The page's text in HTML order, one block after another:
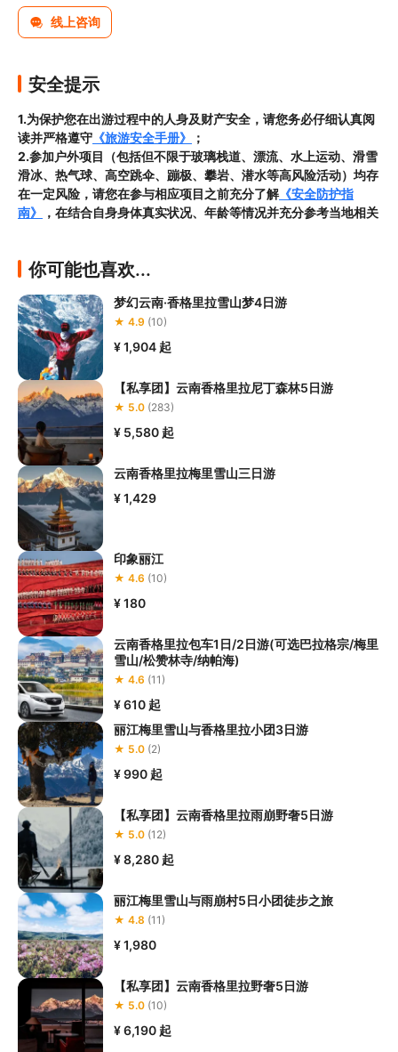
线上咨询
安全提示
1.为保护您在出游过程中的人身及财产安全，请您务必仔细认真阅
读并严格遵守 《旅游安全手册》
；
2.参加户外项目（包括但不限于玻璃栈道、漂流、水上运动、滑雪
滑冰、热气球、高空跳伞、蹦极、攀岩、潜水等高风险活动）均存
在一定风险，请您在参与相应项目之前充分了解《安全防护指
南》
，在结合自身身体真实状况、年龄等情况并充分参考当地相关
患者及严重恐高、体质较弱的游客参加本产品内包含的项目，
给旅行社造成损失的，还需对旅行社进行全额赔偿；
4.因本产品内可能包含多个旅游项目，请您在
服工作人员沟通了解本产品内各项目的准入年龄、准入身高及准入
体重等准入要求
承担；
5.请您在参与项目期间全程穿戴好安全护具，避免发生意外事件；
6.若您在项目进行过程中感到任何不适，请及时与工作人员进行沟
通，工作人员将会及时为您提供必要支持。
你可能也喜欢...
梦幻云南·香格里拉雪山梦4日游
★ 4.9 (10)
¥ 1,904 起
【私享团】云南香格里拉尼丁森林5日游
★ 5.0 (283)
¥ 5,580 起
云南香格里拉梅里雪山三日游
¥ 1,429
印象丽江
★ 4.6 (10)
¥ 180
云南香格里拉包车1日/2日游(可选巴拉格宗/梅里
雪山/松赞林寺/纳帕海)
★ 4.6 (11)
¥ 610 起
丽江梅里雪山与香格里拉小团3日游
★ 5.0 (2)
¥ 990 起
【私享团】云南香格里拉雨崩野奢5日游
★ 5.0 (12)
¥ 8,280 起
丽江梅里雪山与雨崩村5日小团徒步之旅
★ 4.8 (11)
¥ 1,980
【私享团】云南香格里拉野奢5日游
★ 5.0 (10)
¥ 6,190 起